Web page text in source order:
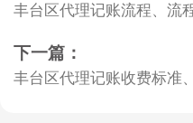
丰台区代理记账流程、流
下一篇：
丰台区代理记账收费标准